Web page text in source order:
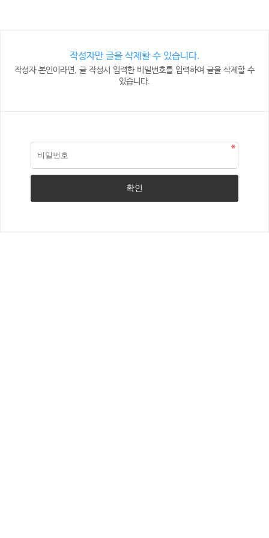
작성자만 글을 삭제할 수 있습니다.
작성자 본인이라면, 글 작성시 입력한 비밀번호를 입력하여 글을 삭제할 수
있습니다.